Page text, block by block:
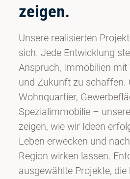
zeigen.
Unsere realisierten
sich. Jede Entwicklung
Anspruch, Immobilien mit
und Zukunft zu schaffen.
Wohnquartier,
Spezialimmobilie –
zeigen, wie wir Ideen
Leben erwecken und
Region wirken lassen.
ausgewählte Projekte, die